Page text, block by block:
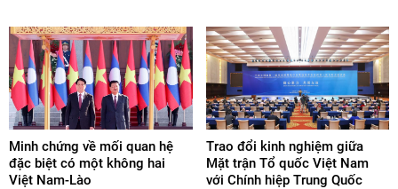
Minh chứng về mối quan hệ
đặc biệt có một không hai
Việt Nam-Lào
Trao đổi kinh nghiệm giữa
Mặt trận Tổ quốc Việt Nam
với Chính hiệp Trung Quốc